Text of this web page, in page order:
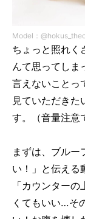
Model：
ちょっと照れく
んて思ってしま
言えないことっ
見ていただきた
す。（音量注意
まずは、ブルー
い！」と伝える
「カウンター
くてもいい…そ